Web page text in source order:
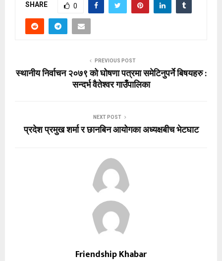
SHARE 0
PREVIOUS POST
स्थानीय निर्वाचन २०७९ को घोषणा पत्रमा समेटिनुपर्ने बिषयहरु :
सन्दर्भ वैतेश्वर गाउँपालिका
NEXT POST
प्रदेश प्रमुख शर्मा र छानबिन आयोगका अध्यक्षबीच भेटघाट
Friendship Khabar